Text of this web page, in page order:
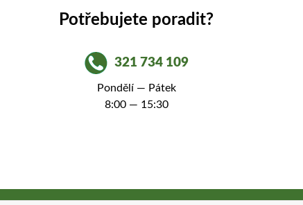
Potřebujete poradit?
321 734 109
Pondělí — Pátek
8:00 — 15:30